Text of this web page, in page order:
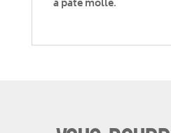
à pâte molle.